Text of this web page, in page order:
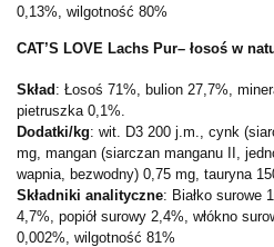
0,13%, wilgotność 80%
CAT’S LOVE Lachs Pur– łosoś w
Skład : Łosoś 71%, bulion 27,7%,
pietruszka 0,1%.
Dodatki/kg: wit. D3 200 j.m., cynk
mg, mangan (siarczan manganu II,
wapnia, bezwodny) 0,75 mg, tauryna
Składniki analityczne: Białko surowe
4,7%, popiół surowy 2,4%, włókno
0,002%, wilgotność 81%